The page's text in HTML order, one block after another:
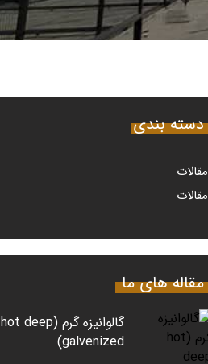
دسته بندی
مقالات
مقالات
مقاله های ما
گالوانیزه گرم (hot deep
galvenized)